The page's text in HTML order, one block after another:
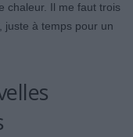
chaleur. Il me faut trois
juste à temps pour un